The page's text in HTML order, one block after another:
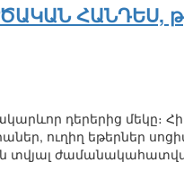
ՀԱՆԴԵՍ,
դերերից մեկը։
ուղիղ եթերներ
տվյալ